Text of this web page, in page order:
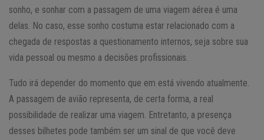
sonho, e sonhar com a passagem de uma viagem aérea é uma
delas. No caso, esse sonho costuma estar relacionado com a
chegada de respostas a questionamento internos, seja sobre sua
vida pessoal ou mesmo a decisões profissionais.
Tudo irá depender do momento que em está vivendo atualmente.
A passagem de avião representa, de certa forma, a real
possibilidade de realizar uma viagem. Entretanto, a presença
desses bilhetes pode também ser um sinal de que você deve